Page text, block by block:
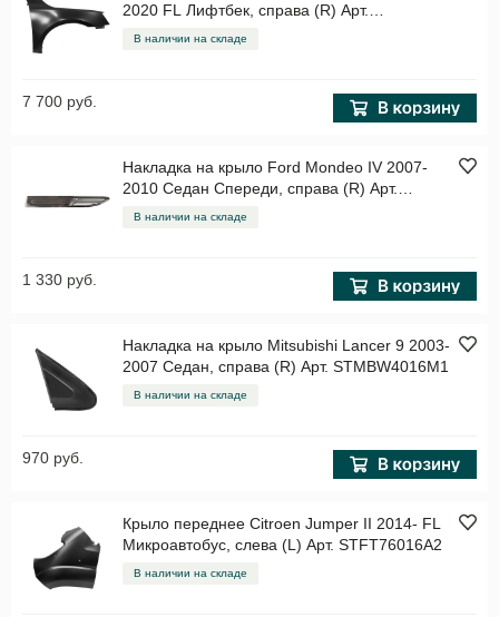
2020 FL Лифтбек, справа (R) Арт.
STSD27016A1
В наличии на складе
7 700 руб.
Накладка на крыло Ford Mondeo IV 2007-
2010 Седан Спереди, справа (R) Арт.
STFD30016G1
В наличии на складе
1 330 руб.
Накладка на крыло Mitsubishi Lancer 9 2003-
2007 Седан, справа (R) Арт. STMBW4016M1
В наличии на складе
970 руб.
Крыло переднее Citroen Jumper II 2014- FL
Микроавтобус, слева (L) Арт. STFT76016A2
В наличии на складе